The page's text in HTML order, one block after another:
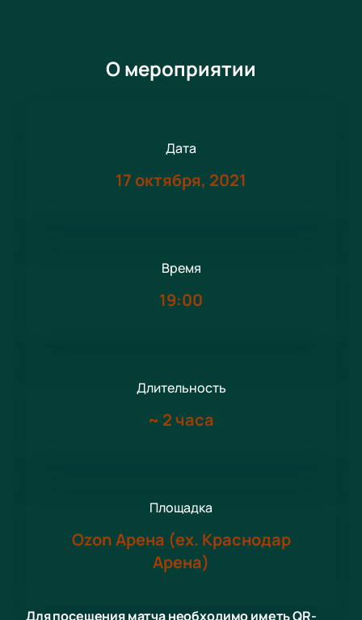
О мероприятии
Дата
17 октября, 2021
Время
19:00
Длительность
~ 2 часа
Площадка
Ozon Арена (ex. Краснодар
Арена)
Для посещения матча необходимо иметь QR-